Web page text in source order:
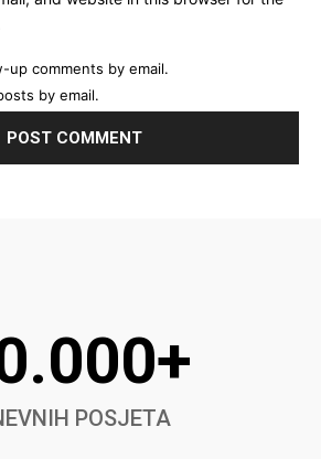
up comments by email.
by email.
POSJETA